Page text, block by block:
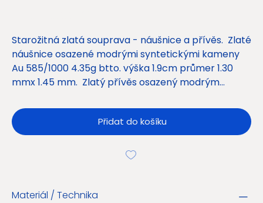
Starožitná zlatá souprava - náušnice a přívěs. Zlaté
náušnice osazené modrými syntetickými kameny
Au 585/1000 4.35g btto. výška 1.9cm průmer 1.30
mmx 1.45 mm. Zlatý přívěs osazený modrým
průměr 1.30 mm x 1.45 mm. Krásná souprava z
období 1- republiky.Přidat do košíku
Materiál / Technika